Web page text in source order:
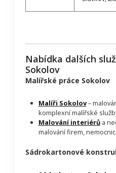
Nabídka dalších
Sokolov
Malířské práce Sokolov
Malíři Sokolov–
komplexní malířské
Malování interiérůa
malování firem,
Sádrokartonové